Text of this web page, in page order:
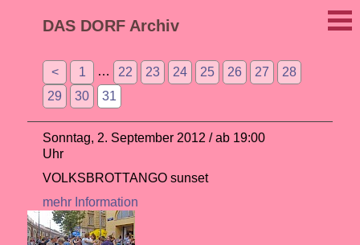
DAS DORF Archiv
< 1 … 22 23 24 25 26 27
28
29
30 31
Sonntag, 2. September 2012 / ab 19:00
Uhr
VOLKSBROTTANGO sunset
mehr Information